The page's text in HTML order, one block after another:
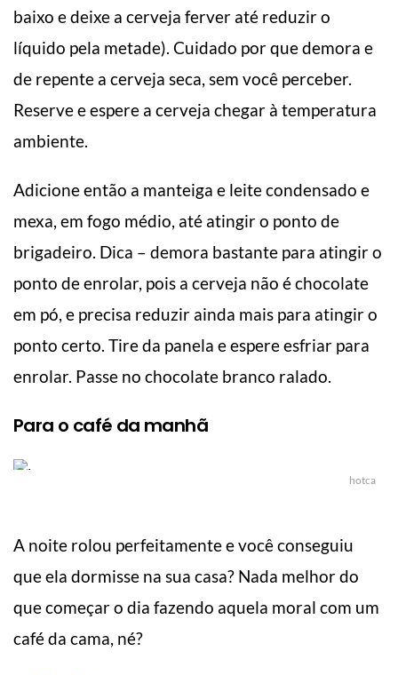
baixo e deixe a cerveja ferver até reduzir o
líquido pela metade). Cuidado por que demora e
de repente a cerveja seca, sem você perceber.
Reserve e espere a cerveja chegar à temperatura
ambiente.
Adicione então a manteiga e leite condensado e
mexa, em fogo médio, até atingir o ponto de
brigadeiro. Dica – demora bastante para atingir o
ponto de enrolar, pois a cerveja não é chocolate
em pó, e precisa reduzir ainda mais para atingir o
ponto certo. Tire da panela e espere esfriar para
enrolar. Passe no chocolate branco ralado.
Para o café da manhã
hotca
A noite rolou perfeitamente e você conseguiu
que ela dormisse na sua casa? Nada melhor do
que começar o dia fazendo aquela moral com um
café da cama, né?